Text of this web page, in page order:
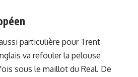
particulière pour Trent
va refouler la pelouse
sous le maillot du Real. De